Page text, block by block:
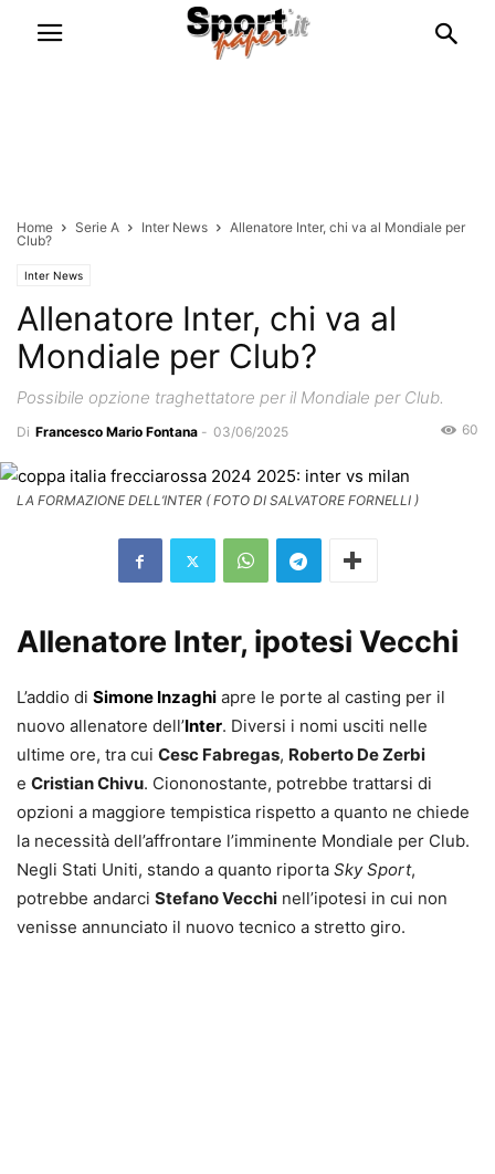
Home Serie A Inter News
Allenatore Inter, chi va al Mondiale per
Club?
Inter News
Allenatore Inter, chi va al
Mondiale per Club?
Possibile opzione traghettatore per il Mondiale per Club.
Di Francesco Mario Fontana - 03/06/2025 60
LA FORMAZIONE DELL’INTER ( FOTO DI SALVATORE FORNELLI )
Allenatore Inter, ipotesi Vecchi
L’addio di Simone Inzaghi apre le porte al casting per il
nuovo allenatore dell’Inter. Diversi i nomi usciti nelle
ultime ore, tra cui Cesc Fabregas, Roberto De Zerbi
e Cristian Chivu. Ciononostante, potrebbe trattarsi di
opzioni a maggiore tempistica rispetto a quanto ne chiede
la necessità dell’affrontare l’imminente Mondiale per Club.
Negli Stati Uniti, stando a quanto riporta Sky Sport,
potrebbe andarci Stefano Vecchi nell’ipotesi in cui non
venisse annunciato il nuovo tecnico a stretto giro.